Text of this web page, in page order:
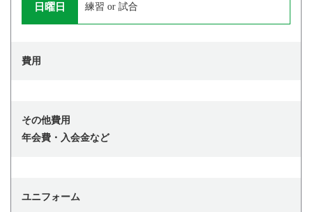
日曜日 練習 or 試合
費用
その他費用
年会費・入会金など
ユニフォーム